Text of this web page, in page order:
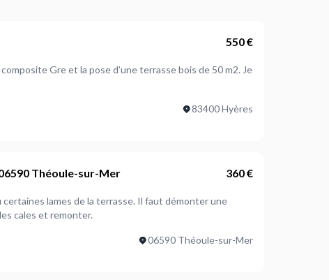
550 €
Gre et la pose d’une terrasse bois de 50 m2. Je
83400 Hyères
Théoule-sur-Mer 360 €
lames de la terrasse. Il faut démonter une
cales et remonter.
06590 Théoule-sur-Mer